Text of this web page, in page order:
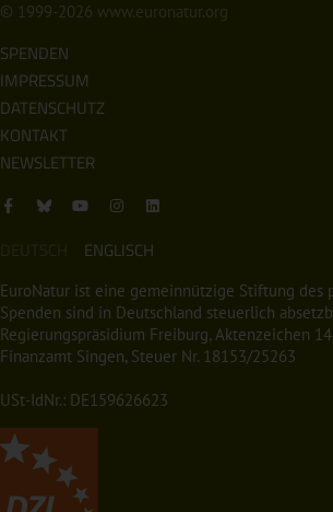
© 1999-2026 www.euronatur.org
SPENDEN
IMPRESSUM
DATENSCHUTZ
KONTAKT
NEWSLETTER
DEUTSCH ENGLISCH
EuroNatur ist eine gemeinnützige Stiftung des
Spenden sind in Deutschland steuerlich
Regierungspräsidium Freiburg, Aktenzeichen
Finanzamt Singen, Steuer Nr. 18153/25263
USt-IdNr.: DE159626623